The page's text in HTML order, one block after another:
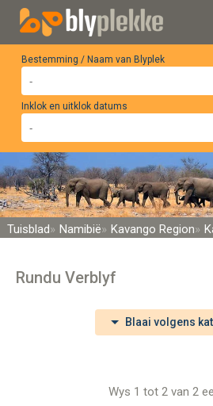
Bestemming / Naam van Blyplek
Inklok en uitklok datums
Tuisblad Namibië Kavango Region
Rundu Verblyf
Blaai volgens
Wys 1 tot 2 van 2